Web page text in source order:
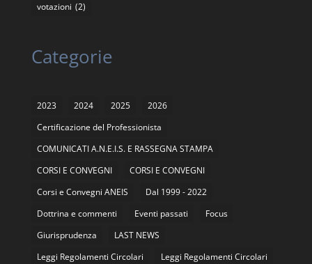
votazioni (2)
Categorie
2023 2024 2025
2026
Certificazione del Professionista
COMUNICATI A.N.E.I.S. E RASSEGNA STAMPA
CORSI E CONVEGNI
CORSI E CONVEGNI
Corsi e Convegni ANEIS
Dal 1999 - 2022
Dottrina e commenti
Eventi passati
Focus
Giurisprudenza
LAST NEWS
Leggi Regolamenti Circolari
Leggi Regolamenti Circolari